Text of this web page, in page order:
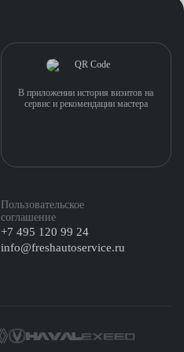
Пользовательское
соглашение
+7 495 120 99 24
info@freshautoservice.ru
В приложении история визитов на
сервис и рекомендации мастера